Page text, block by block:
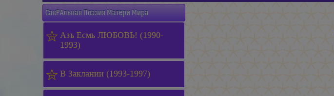
СакРАльная Поэзия Матери Мира
Азъ Есмь ЛЮБОВЬ! (1990-
1993)
В Заклании (1993-1997)